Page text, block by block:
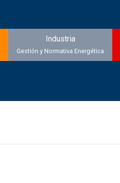
Industria
Gestión y Normativa Energética